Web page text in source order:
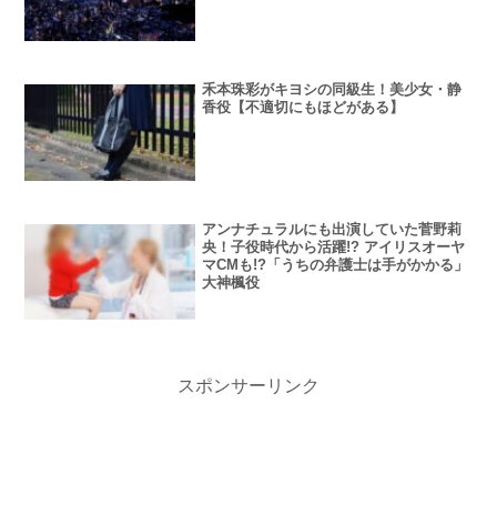
禾本珠彩がキヨシの同級生！美少女・静
香役【不適切にもほどがある】
アンナチュラルにも出演していた菅野莉
央！子役時代から活躍!? アイリスオーヤ
マCMも!?「うちの弁護士は手がかかる」
大神楓役
スポンサーリンク